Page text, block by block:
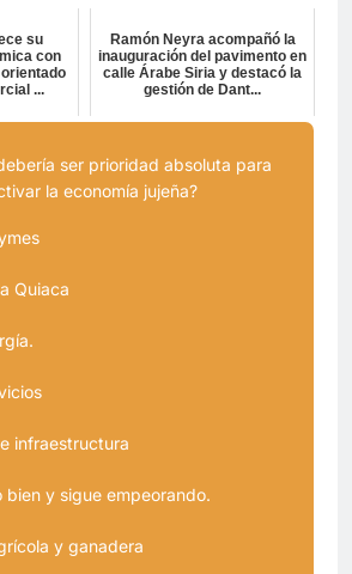
su
con
...
Ramón Neyra acompañó la
inauguración del pavimento en
calle Árabe Siria y destacó la
gestión de Dant...
ser prioridad absoluta para
la economía jujeña?
Quiaca
infraestructura
bien y sigue empeorando.
y ganadera